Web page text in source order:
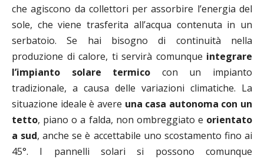
che agiscono da collettori per assorbire l’energia del
sole, che viene trasferita all’acqua contenuta in un
serbatoio. Se hai bisogno di continuità nella
produzione di calore, ti servirà comunque integrare
l’impianto solare termico con un impianto
tradizionale, a causa delle variazioni climatiche. La
situazione ideale è avere una casa autonoma con un
tetto, piano o a falda, non ombreggiato e orientato
a sud, anche se è accettabile uno scostamento fino ai
45°. I pannelli solari si possono comunque